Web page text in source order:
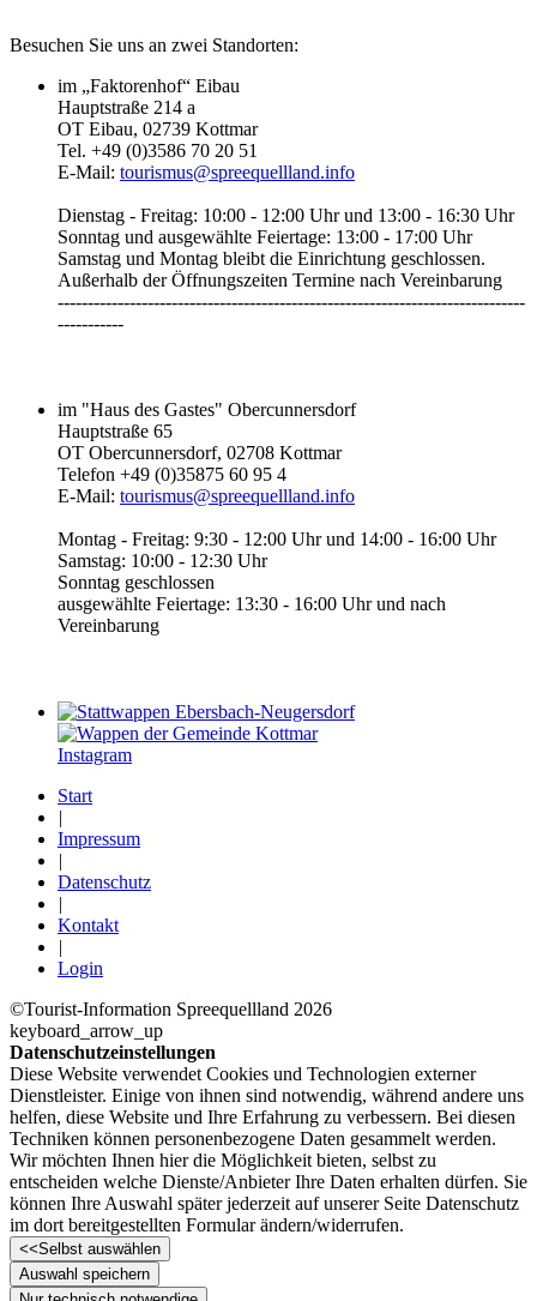
Besuchen Sie uns an zwei Standorten:
im „Faktorenhof“ Eibau
Hauptstraße 214 a
OT Eibau, 02739 Kottmar
Tel. +49 (0)3586 70 20 51
E-Mail: tourismus@spreequellland.info
Dienstag - Freitag: 10:00 - 12:00 Uhr und 13:00 - 16:30 Uhr
Sonntag und ausgewählte Feiertage: 13:00 - 17:00 Uhr
Samstag und Montag bleibt die Einrichtung geschlossen.
Außerhalb der Öffnungszeiten Termine nach Vereinbarung
------------------------------------------------------------------------------
-----------‎
im "Haus des Gastes" Obercunnersdorf
Hauptstraße 65
OT Obercunnersdorf, 02708 Kottmar
Telefon +49 (0)35875 60 95 4
E-Mail: tourismus@spreequellland.info
Montag - Freitag: 9:30 - 12:00 Uhr und 14:00 - 16:00 Uhr
Samstag: 10:00 - 12:30 Uhr
Sonntag geschlossen
ausgewählte Feiertage: 13:30 - 16:00 Uhr und nach
Vereinbarung
Instagram
Start
|
Impressum
|
Datenschutz
|
Kontakt
|
Login
©Tourist-Information Spreequellland 2026
keyboard_arrow_up
Datenschutzeinstellungen
Diese Website verwendet Cookies und Technologien externer
Dienstleister. Einige von ihnen sind notwendig, während andere uns
helfen, diese Website und Ihre Erfahrung zu verbessern. Bei diesen
Techniken können personenbezogene Daten gesammelt werden.
Wir möchten Ihnen hier die Möglichkeit bieten, selbst zu
entscheiden welche Dienste/­Anbieter Ihre Daten erhalten dürfen. Sie
können Ihre Auswahl später jederzeit auf unserer Seite Datenschutz
im dort bereitgestellten Formular ändern/­widerrufen.
<<Selbst auswählen
Auswahl speichern